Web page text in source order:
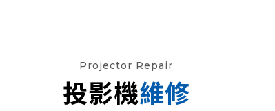
Projector Repair
投影機維修